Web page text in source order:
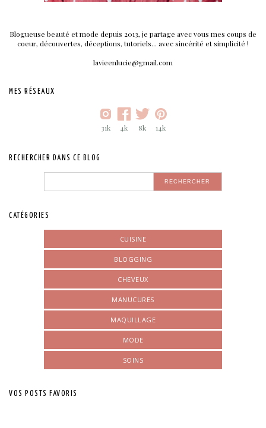
Blogueuse beauté et mode depuis 2013, je partage avec vous mes coups de
coeur, découvertes, déceptions, tutoriels... avec sincérité et simplicité !
lavieenlucie@gmail.com
MES RÉSEAUX
31k 4k 8k 14k
RECHERCHER DANS CE BLOG
CATÉGORIES
CUISINE
BLOGGING
CHEVEUX
MANUCURES
MAQUILLAGE
MODE
SOINS
VOS POSTS FAVORIS